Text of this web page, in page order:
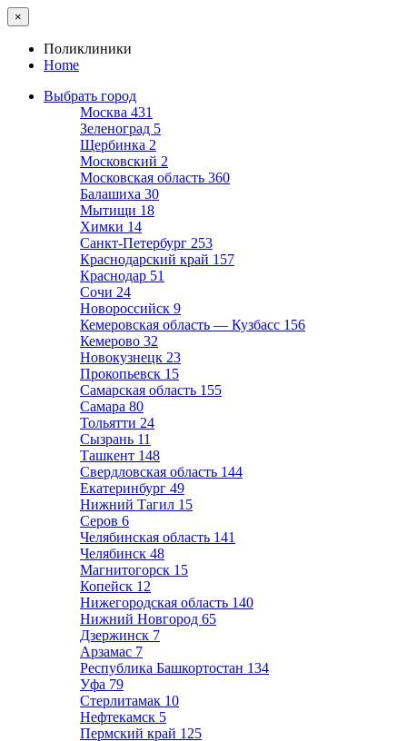
×
Поликлиники
Home
Выбрать город
Москва 431
Зеленоград 5
Щербинка 2
Московский 2
Московская область 360
Балашиха 30
Мытищи 18
Химки 14
Санкт-Петербург 253
Краснодарский край 157
Краснодар 51
Сочи 24
Новороссийск 9
Кемеровская область — Кузбасс 156
Кемерово 32
Новокузнецк 23
Прокопьевск 15
Самарская область 155
Самара 80
Тольятти 24
Сызрань 11
Ташкент 148
Свердловская область 144
Екатеринбург 49
Нижний Тагил 15
Серов 6
Челябинская область 141
Челябинск 48
Магнитогорск 15
Копейск 12
Нижегородская область 140
Нижний Новгород 65
Дзержинск 7
Арзамас 7
Республика Башкортостан 134
Уфа 79
Стерлитамак 10
Нефтекамск 5
Пермский край 125